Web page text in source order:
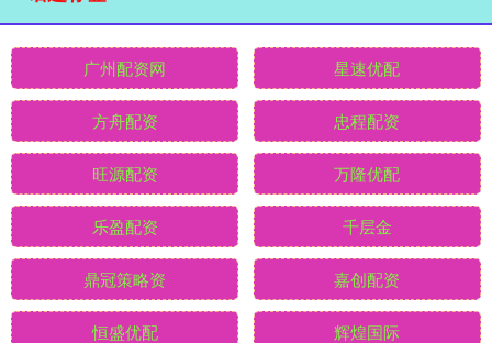
广州配资网 星速优配
方舟配资 忠程配资
旺源配资 万隆优配
乐盈配资 千层金
鼎冠策略资 嘉创配资
恒盛优配 辉煌国际